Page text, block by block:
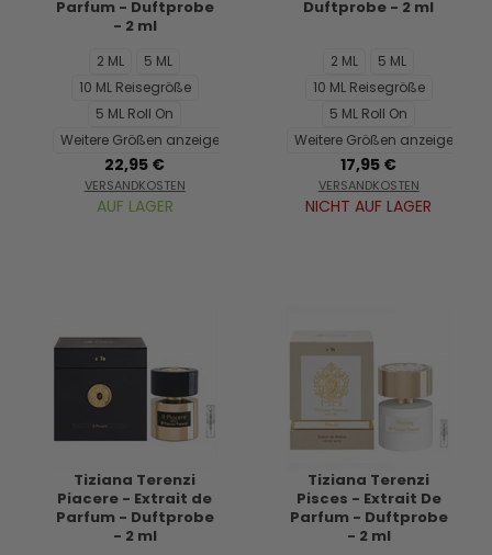
Parfum - Duftprobe
- 2 ml
2 ML
5 ML
10 ML Reisegröße
5 ML Roll On
Weitere Größen anzeigen...
22,95 €
VERSANDKOSTEN
AUF LAGER
Duftprobe - 2 ml
2 ML
5 ML
10 ML Reisegröße
5 ML Roll On
Weitere Größen anzeigen...
17,95 €
VERSANDKOSTEN
NICHT AUF LAGER
Tiziana Terenzi
Piacere - Extrait de
Parfum - Duftprobe
- 2 ml
Tiziana Terenzi
Pisces - Extrait De
Parfum - Duftprobe
- 2 ml